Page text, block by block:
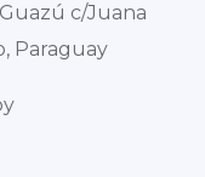
c/Juana
Paraguay